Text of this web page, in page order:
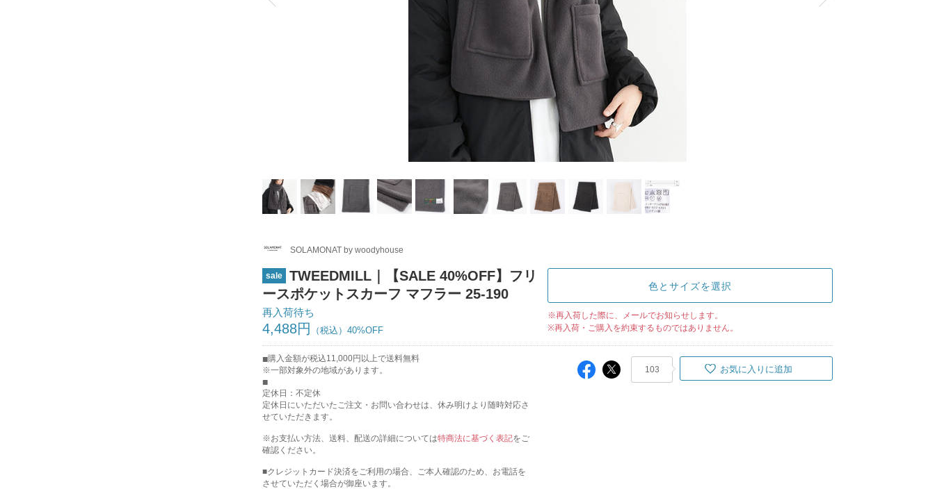
SOLAMONAT by woodyhouse
sale
TWEEDMILL｜【SALE 40%OFF】フリ
ースポケットスカーフ マフラー 25-190
再入荷待ち
4,488円 40%OFF
色とサイズを選択
※再入荷した際に、メールでお知らせします。
※再入荷・ご購入を約束するものではありません。
購入金額が税込11,000円以上で送料無料
※一部対象外の地域があります。
定休日：不定休
定休日にいただいたご注文・お問い合わせは、休み明けより随時対応さ
せていただきます。
※お支払い方法、送料、配送の詳細については特商法に基づく表記をご
確認ください。
■クレジットカード決済をご利用の場合、ご本人確認のため、お電話を
させていただく場合が御座います。
103 お気に入りに追加